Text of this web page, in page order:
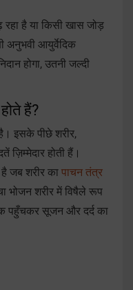
रहा है या किसी खास जोड़
अनुभवी आयुर्वेदिक
होगा, उतनी जल्दी
हैं?
इसके पीछे शरीर,
होती हैं।
जब शरीर का पाचन तंत्र
भोजन शरीर में विषैले रूप
पहुँचकर सूजन और दर्द का